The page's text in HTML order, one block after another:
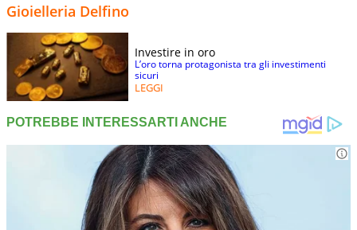
Gioielleria Delfino
Investire in oro
L’oro torna protagonista tra gli investimenti
sicuri
LEGGI